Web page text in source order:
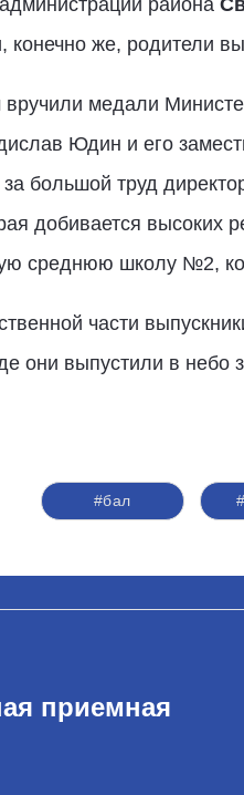
района
конечно же, родители
медали
Юдин и его
за большой труд
добивается высоких
среднюю школу №2,
части
они выпустили в
#бал
приемная